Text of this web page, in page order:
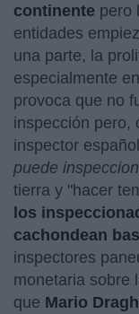
continente pero
entidades
una parte, la
especialmente
provoca que no
inspección pero,
inspector
puede
tierra y "hacer
los
cachondean
inspectores
monetaria sobre
que Mario